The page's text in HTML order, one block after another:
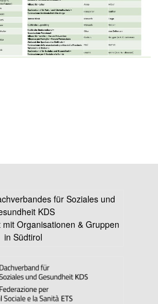
für Soziales und
KDS
Organisationen & Gruppen
in Südtirol